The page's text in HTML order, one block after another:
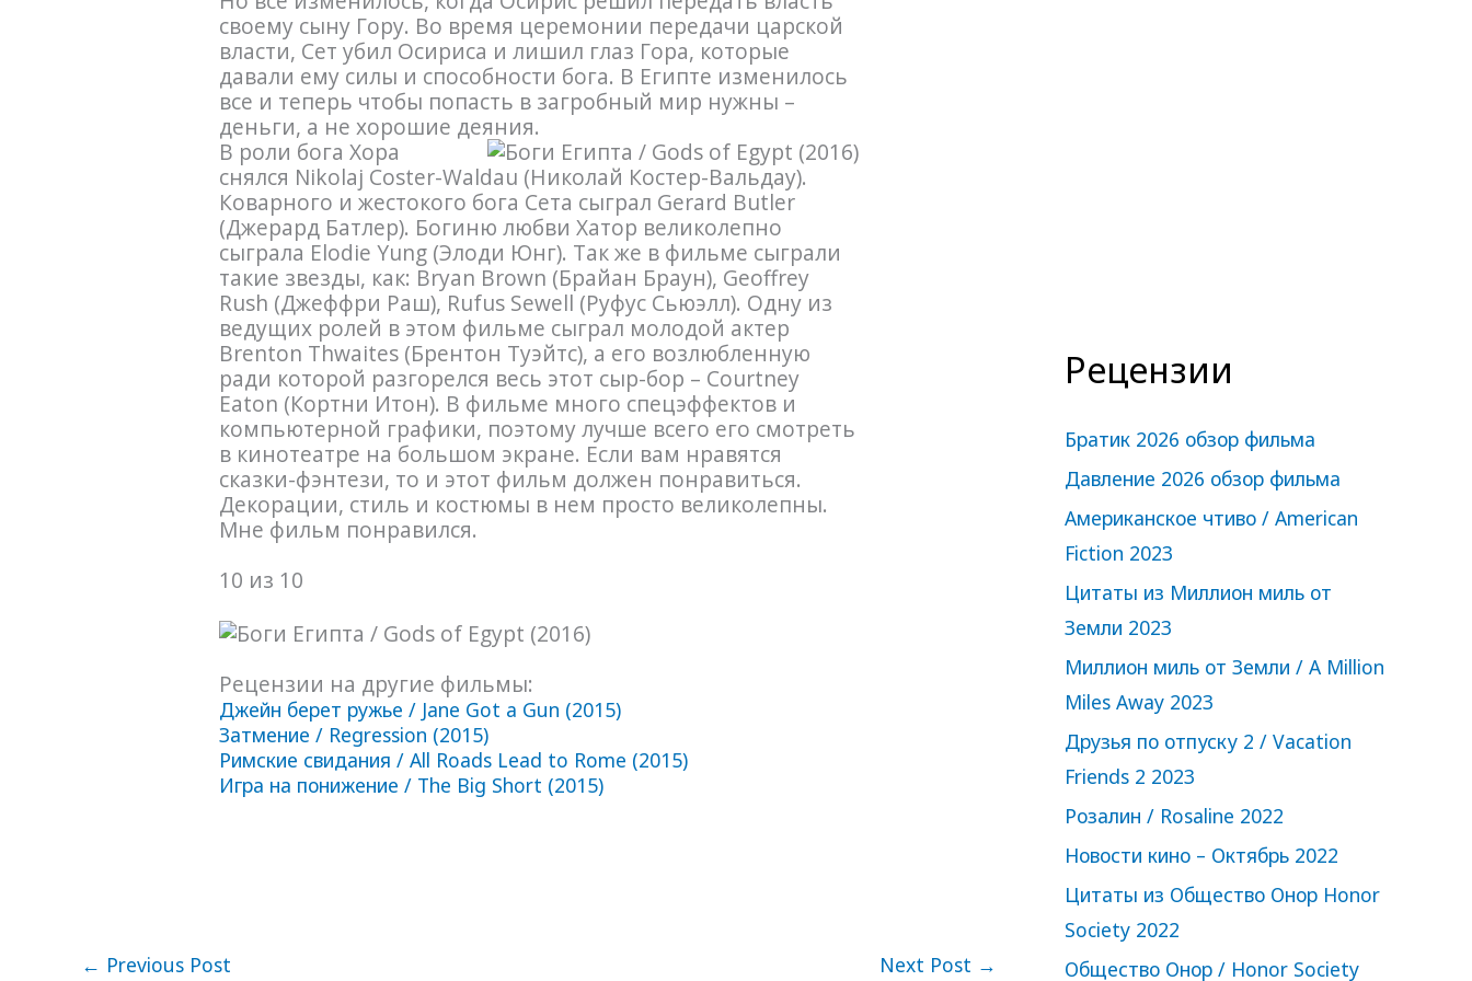
своему сыну Гору. Во время церемонии передачи царской
власти, Сет убил Осириса и лишил глаз Гора, которые
давали ему силы и способности бога. В Египте изменилось
все и теперь чтобы попасть в загробный мир нужны –
деньги, а не хорошие деяния.
В роли бога Хора
снялся Nikolaj Coster-Waldau (Николай Костер-Вальдау).
Коварного и жестокого бога Сета сыграл Gerard Butler
(Джерард Батлер). Богиню любви Хатор великолепно
сыграла Elodie Yung (Элоди Юнг). Так же в фильме сыграли
такие звезды, как: Bryan Brown (Брайан Браун), Geoffrey
Rush (Джеффри Раш), Rufus Sewell (Руфус Сьюэлл). Одну из
ведущих ролей в этом фильме сыграл молодой актер
Brenton Thwaites (Брентон Туэйтс), а его возлюбленную
ради которой разгорелся весь этот сыр-бор – Courtney
Eaton (Кортни Итон). В фильме много спецэффектов и
компьютерной графики, поэтому лучше всего его смотреть
в кинотеатре на большом экране. Если вам нравятся
сказки-фэнтези, то и этот фильм должен понравиться.
Декорации, стиль и костюмы в нем просто великолепны.
Мне фильм понравился.
10 из 10
Рецензии на другие фильмы:
Джейн берет ружье / Jane Got a Gun (2015)
Затмение / Regression (2015)
Римские свидания / All Roads Lead to Rome (2015)
Игра на понижение / The Big Short (2015)
← Previous Post Next Post →
Рецензии
Братик 2026 обзор фильма
Давление 2026 обзор фильма
Американское чтиво / American
Fiction 2023
Цитаты из Миллион миль от
Земли 2023
Миллион миль от Земли / A Million
Miles Away 2023
Друзья по отпуску 2 / Vacation
Friends 2 2023
Розалин / Rosaline 2022
Новости кино – Октябрь 2022
Цитаты из Общество Онор Honor
Society 2022
Общество Онор / Honor Society